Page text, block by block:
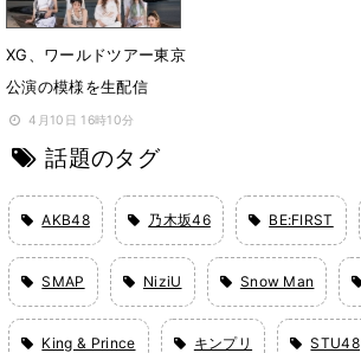
XG、ワールドツアー東京
公演の模様を生配信
4月10日 16時10分
話題のタグ
AKB48 乃木坂46 BE:FIRST
SMAP NiziU Snow Man
King & Prince キンプリ STU48